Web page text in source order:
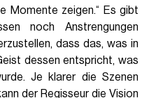
Momente zeigen.“ Es gibt
noch Anstrengungen
dass das, was in
dessen entspricht, was
Je klarer die Szenen
der Regisseur die Vision